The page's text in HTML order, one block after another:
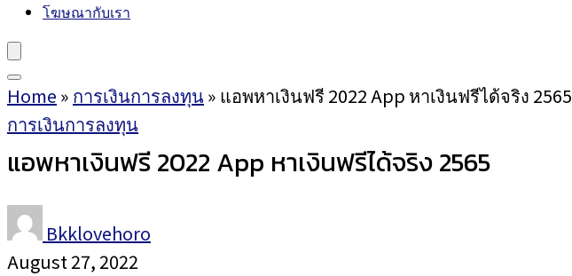
โฆษณากับเรา
Home » การเงินการลงทุน» แอพหาเงินฟรี 2022 App หาเงินฟรีได้จริง 2565
การเงินการลงทุน
แอพหาเงินฟรี 2022 App หาเงินฟรีได้จริง 2565
Bkklovehoro
August 27, 2022